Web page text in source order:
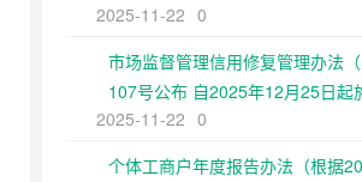
令第108号公布 自2025年12月25
2025-11-22 0
市场监督管理信用修复管理办法
107号公布 自2025年12月25日起
2025-11-22 0
个体工商户年度报告办法（根据